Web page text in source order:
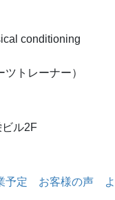
conditioning
ツトレーナー）
ル2F
予定 お客様の声